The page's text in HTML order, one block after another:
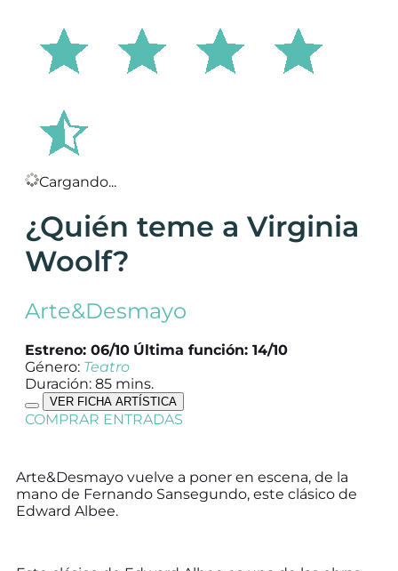
Cargando...
¿Quién teme a Virginia
Woolf?
Arte&Desmayo
Estreno: 06/10 Última función: 14/10
Género: Teatro
Duración: 85 mins.
VER FICHA ARTÍSTICA
COMPRAR ENTRADAS
Arte&Desmayo vuelve a poner en escena, de la
mano de Fernando Sansegundo, este clásico de
Edward Albee.